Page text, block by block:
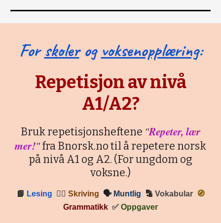
Forskolerog voksenopplæring:
Repetisjon av nivå
A1/A2?
Bruk repetisjonsheftene "Repeter, lær
mer!"fra Bnorsk.no til å repetere norsk
på nivå A1 og A2. (For ungdom og
voksne.)
📘 Lesing ✍🏼 Skriving 🗣 Muntlig 🔡 Vokabular
🧭
Grammatikk ✅ Oppgaver